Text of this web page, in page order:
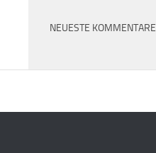
NEUESTE KOMMENTARE